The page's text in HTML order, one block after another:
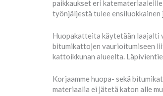
paikkaukset eri
työnjäljestä tulee ensiluokkainen
Huopakatteita käytetään laajalti
bitumikattojen vaurioitumiseen
kattoikkunan alueelta.
Korjaamme huopa- sekä
materiaalia ei jätetä katon alle